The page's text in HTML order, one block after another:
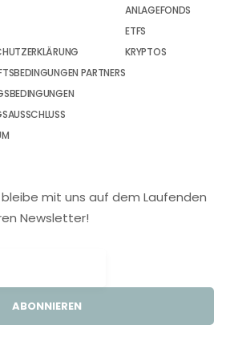
PARTNERS
ANLAGEFONDS
ETFS
KRYPTOS
bleibe mit uns auf dem Laufenden
Newsletter!
ABONNIEREN